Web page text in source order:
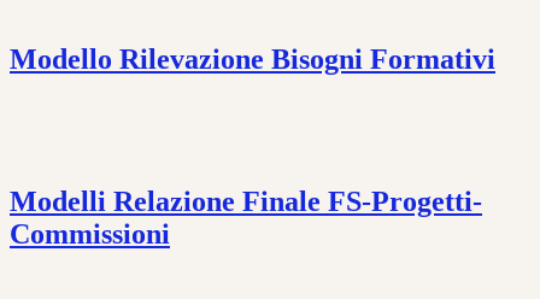
Modello Rilevazione Bisogni Formativi
Modelli Relazione Finale FS-Progetti-
Commissioni